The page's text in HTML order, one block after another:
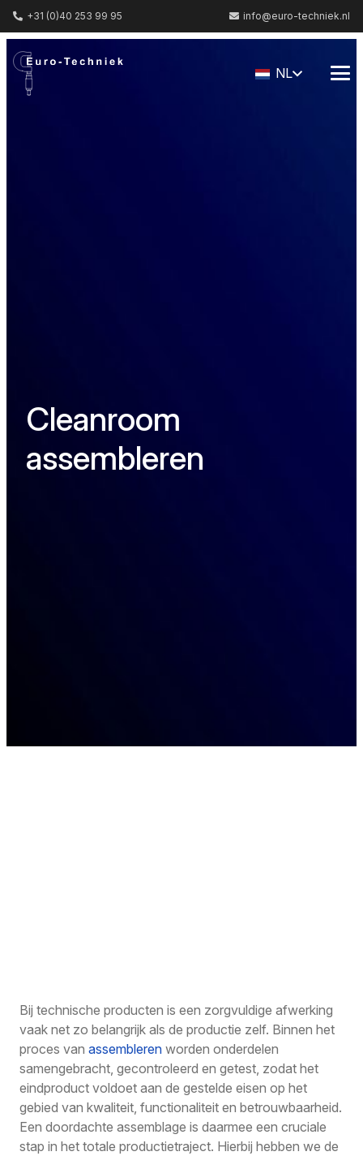
+31 (0)40 253 99 95 info@euro-techniek.nl
NL
Cleanroom
assembleren
Bij technische producten is een zorgvuldige afwerking
vaak net zo belangrijk als de productie zelf. Binnen het
proces van assembleren worden onderdelen
samengebracht, gecontroleerd en getest, zodat het
eindproduct voldoet aan de gestelde eisen op het
gebied van kwaliteit, functionaliteit en betrouwbaarheid.
Een doordachte assemblage is daarmee een cruciale
stap in het totale productietraject. Hierbij hebben we de